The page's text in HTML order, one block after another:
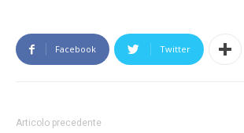
Facebook Twitter
Articolo precedente